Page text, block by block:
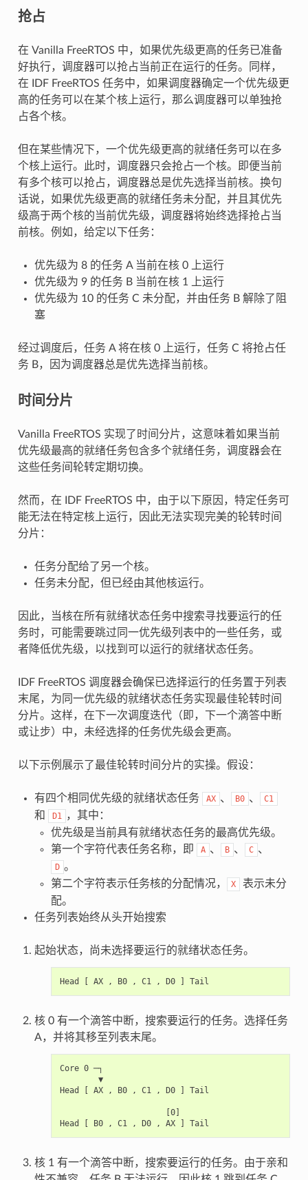
抢占
在 Vanilla FreeRTOS 中，如果优先级更高的任务已准备
好执行，调度器可以抢占当前正在运行的任务。同样，
在 IDF FreeRTOS 任务中，如果调度器确定一个优先级更
高的任务可以在某个核上运行，那么调度器可以单独抢
占各个核。
但在某些情况下，一个优先级更高的就绪任务可以在多
个核上运行。此时，调度器只会抢占一个核。即便当前
有多个核可以抢占，调度器总是优先选择当前核。换句
话说，如果优先级更高的就绪任务未分配，并且其优先
级高于两个核的当前优先级，调度器将始终选择抢占当
前核。例如，给定以下任务：
优先级为 8 的任务 A 当前在核 0 上运行
优先级为 9 的任务 B 当前在核 1 上运行
优先级为 10 的任务 C 未分配，并由任务 B 解除了阻
塞
经过调度后，任务 A 将在核 0 上运行，任务 C 将抢占任
务 B，因为调度器总是优先选择当前核。
时间分片
Vanilla FreeRTOS 实现了时间分片，这意味着如果当前
优先级最高的就绪任务包含多个就绪任务，调度器会在
这些任务间轮转定期切换。
然而，在 IDF FreeRTOS 中，由于以下原因，特定任务可
能无法在特定核上运行，因此无法实现完美的轮转时间
分片：
任务分配给了另一个核。
任务未分配，但已经由其他核运行。
因此，当核在所有就绪状态任务中搜索寻找要运行的任
务时，可能需要跳过同一优先级列表中的一些任务，或
者降低优先级，以找到可以运行的就绪状态任务。
IDF FreeRTOS 调度器会确保已选择运行的任务置于列表
末尾，为同一优先级的就绪状态任务实现最佳轮转时间
分片。这样，在下一次调度迭代（即，下一个滴答中断
或让步）中，未经选择的任务优先级会更高。
以下示例展示了最佳轮转时间分片的实操。假设：
有四个相同优先级的就绪状态任务 AX 、 B0 、 C1
和 D1 ，其中：
优先级是当前具有就绪状态任务的最高优先级。
第一个字符代表任务名称，即
A 、 B 、 C 、
D 。
第二个字符表示任务核的分配情况，
X
表示未分
配。
任务列表始终从头开始搜索
起始状态，尚未选择要运行的就绪状态任务。
核 0 有一个滴答中断，搜索要运行的任务。选择任务
A，并将其移至列表末尾。
Core 0 ─┐
        ▼
Head [ AX , B0 , C1 , D0 ] Tail
                      [0]
核 1 有一个滴答中断，搜索要运行的任务。由于亲和